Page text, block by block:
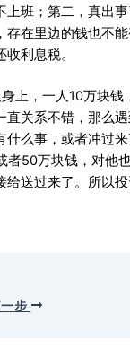
上班；第二，真出
存在里边的钱也不能
利息税。
上，一人10万块钱
直关系不错，那么
什么事，或者冲过
者50万块钱，对他
给送过来了。所以
步